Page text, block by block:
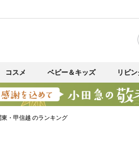
コスメ ベビー＆キッズ リビ
東・甲信越 のランキング